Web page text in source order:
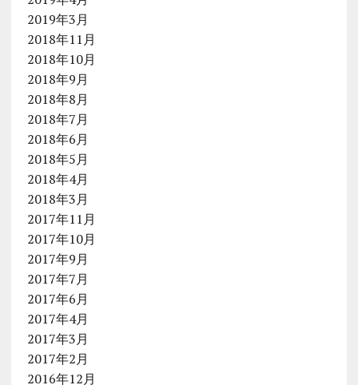
2019年3月
2018年11月
2018年10月
2018年9月
2018年8月
2018年7月
2018年6月
2018年5月
2018年4月
2018年3月
2017年11月
2017年10月
2017年9月
2017年7月
2017年6月
2017年4月
2017年3月
2017年2月
2016年12月